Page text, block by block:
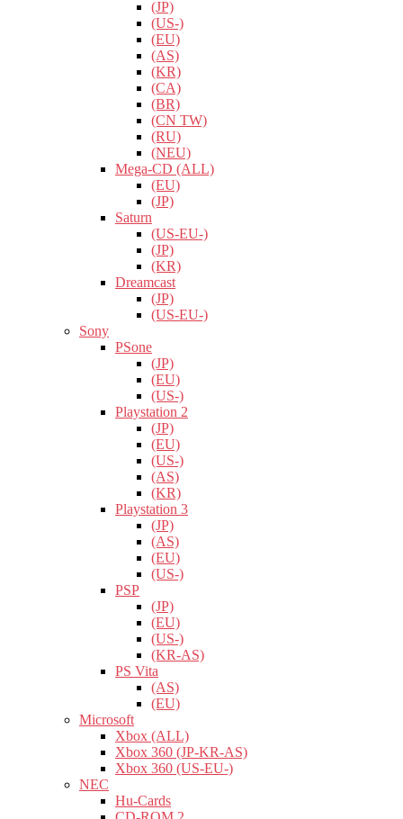
(JP)
(US-)
(EU)
(AS)
(KR)
(CA)
(BR)
(CN TW)
(RU)
(NEU)
Mega-CD (ALL)
(EU)
(JP)
Saturn
(US-EU-)
(JP)
(KR)
Dreamcast
(JP)
(US-EU-)
Sony
PSone
(JP)
(EU)
(US-)
Playstation 2
(JP)
(EU)
(US-)
(AS)
(KR)
Playstation 3
(JP)
(AS)
(EU)
(US-)
PSP
(JP)
(EU)
(US-)
(KR-AS)
PS Vita
(AS)
(EU)
Microsoft
Xbox (ALL)
Xbox 360 (JP-KR-AS)
Xbox 360 (US-EU-)
NEC
Hu-Cards